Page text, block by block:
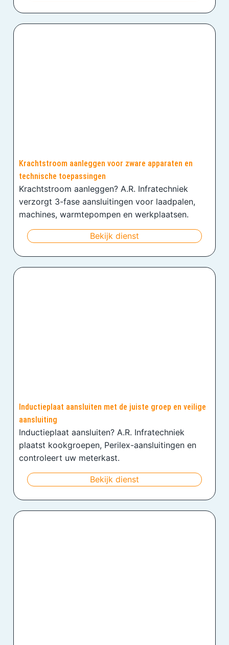
Krachtstroom aanleggen voor zware apparaten en
technische toepassingen
Krachtstroom aanleggen? A.R. Infratechniek
verzorgt 3-fase aansluitingen voor laadpalen,
machines, warmtepompen en werkplaatsen.
Bekijk dienst
Inductieplaat aansluiten met de juiste groep en veilige
aansluiting
Inductieplaat aansluiten? A.R. Infratechniek
plaatst kookgroepen, Perilex-aansluitingen en
controleert uw meterkast.
Bekijk dienst